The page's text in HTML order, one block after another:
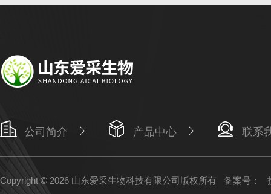
公司简介 产品中心 联系
Copyright © 2026 山东爱采生物科技有限公司版权所有 备案号：